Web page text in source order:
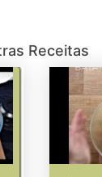
Receitas